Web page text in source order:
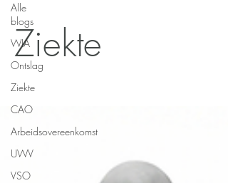
Alle
blogs
WIA
Ontslag
Ziekte
CAO
Arbeidsovereenkomst
UWV
VSO
Ziekte